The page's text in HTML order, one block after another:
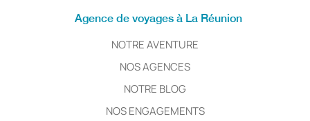
Agence de voyages à La Réunion
NOTRE AVENTURE
NOS AGENCES
NOTRE BLOG
NOS ENGAGEMENTS